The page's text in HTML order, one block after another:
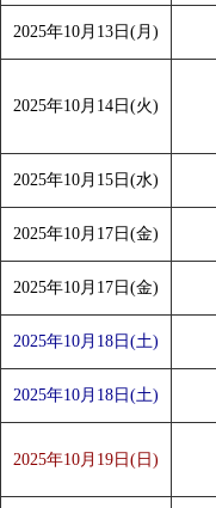
2025年10月13日(月)
2025年10月14日(火)
2025年10月15日(水)
2025年10月17日(金)
2025年10月17日(金)
2025年10月18日(土)
2025年10月18日(土)
2025年10月19日(日)